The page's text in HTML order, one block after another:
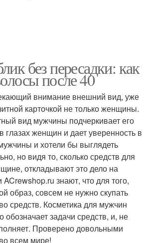
без пересадки: как
после 40
внимание внешний вид, уже
карточкой не только женщины.
вид мужчины подчеркивает его
глазах женщин и дает уверенность в
и хотели бы выглядеть
но видя то, сколько средств для
откладывают это дело на
знают, что для того,
образ, совсем не нужно скупать
средств. Косметика для мужчин
обозначает задачи средств, и, не
Проверено довольными
всем мире!